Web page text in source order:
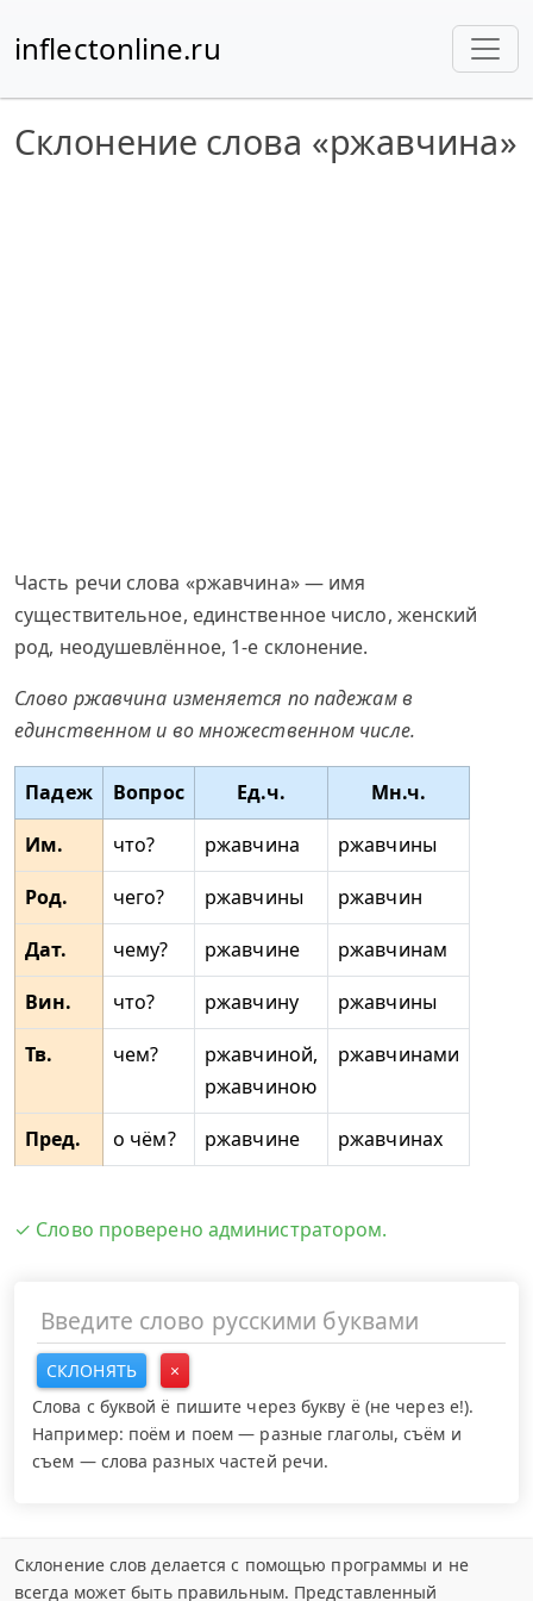
inflectonline.ru
Склонение слова «ржавчина»
Часть речи слова «ржавчина» — имя
существительное, единственное число, женский
род, неодушевлённое, 1-е склонение.
Слово ржавчина изменяется по падежам в
единственном и во множественном числе.
Падеж Вопрос Ед.ч.
Мн.ч.
Им.
что? ржавчина
ржавчины
Род.
чего? ржавчины
ржавчин
Дат.
чему? ржавчине
ржавчинам
Вин.
что? ржавчину
ржавчины
Тв.
чем?
ржавчиной,
ржавчиною
ржавчинами
Пред. о чём? ржавчине ржавчинах
✓ Слово проверено администратором.
СКЛОНЯТЬ
×
Слова с буквой ё пишите через букву ё (не через е!).
Например: поём и поем — разные глаголы, съём и
съем — слова разных частей речи.
Склонение слов делается с помощью программы и не
всегда может быть правильным. Представленный